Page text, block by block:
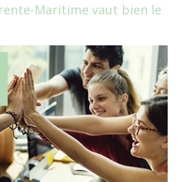
Maritime vaut bien le